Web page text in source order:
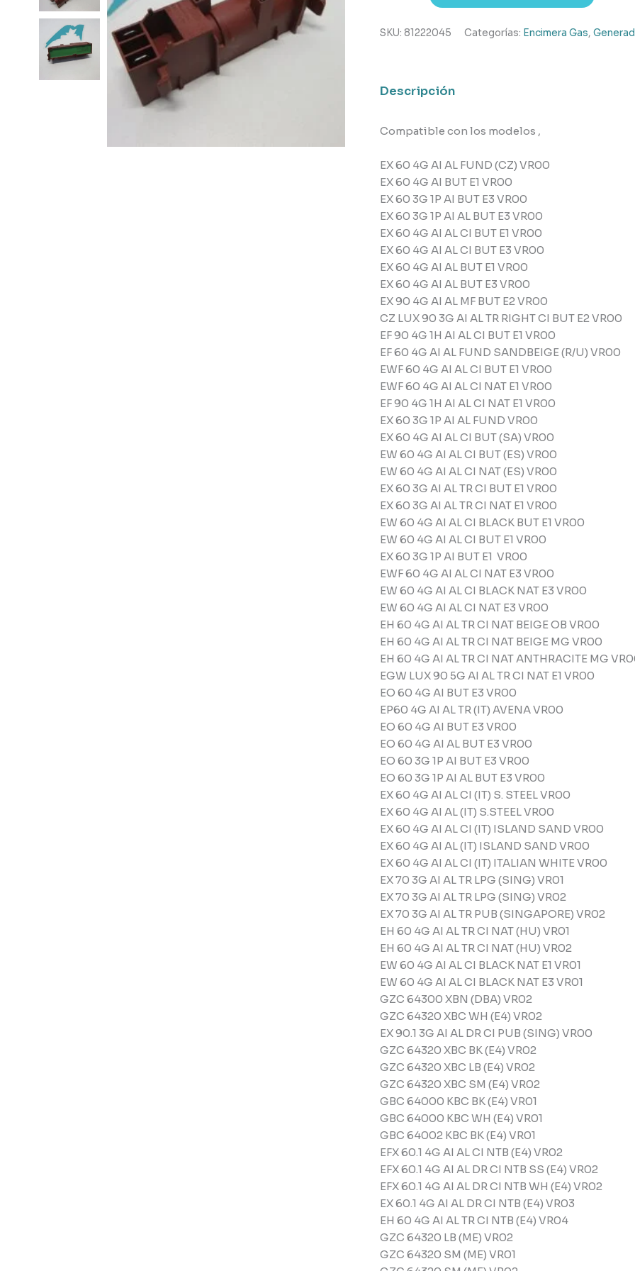
encimera
cantidad
SKU:81222045 Categorías: Encimera Gas,
Descripción
Compatible con los modelos ,
EX 60 4G AI AL FUND (CZ) VR00
EX 60 4G AI BUT E1 VR00
EX 60 3G 1P AI BUT E3 VR00
EX 60 3G 1P AI AL BUT E3 VR00
EX 60 4G AI AL CI BUT E1 VR00
EX 60 4G AI AL CI BUT E3 VR00
EX 60 4G AI AL BUT E1 VR00
EX 60 4G AI AL BUT E3 VR00
EX 90 4G AI AL MF BUT E2 VR00
CZ LUX 90 3G AI AL TR RIGHT CI BUT E2 VR00
EF 90 4G 1H AI AL CI BUT E1 VR00
EF 60 4G AI AL FUND SANDBEIGE (R/U) VR00
EWF 60 4G AI AL CI BUT E1 VR00
EWF 60 4G AI AL CI NAT E1 VR00
EF 90 4G 1H AI AL CI NAT E1 VR00
EX 60 3G 1P AI AL FUND VR00
EX 60 4G AI AL CI BUT (SA) VR00
EW 60 4G AI AL CI BUT (ES) VR00
EW 60 4G AI AL CI NAT (ES) VR00
EX 60 3G AI AL TR CI BUT E1 VR00
EX 60 3G AI AL TR CI NAT E1 VR00
EW 60 4G AI AL CI BLACK BUT E1 VR00
EW 60 4G AI AL CI BUT E1 VR00
EX 60 3G 1P AI BUT E1 VR00
EWF 60 4G AI AL CI NAT E3 VR00
EW 60 4G AI AL CI BLACK NAT E3 VR00
EW 60 4G AI AL CI NAT E3 VR00
EH 60 4G AI AL TR CI NAT BEIGE OB VR00
EH 60 4G AI AL TR CI NAT BEIGE MG VR00
EH 60 4G AI AL TR CI NAT ANTHRACITE MG
EGW LUX 90 5G AI AL TR CI NAT E1 VR00
EO 60 4G AI BUT E3 VR00
EP60 4G AI AL TR (IT) AVENA VR00
EO 60 4G AI BUT E3 VR00
EO 60 4G AI AL BUT E3 VR00
EO 60 3G 1P AI BUT E3 VR00
EO 60 3G 1P AI AL BUT E3 VR00
EX 60 4G AI AL CI (IT) S. STEEL VR00
EX 60 4G AI AL (IT) S.STEEL VR00
EX 60 4G AI AL CI (IT) ISLAND SAND VR00
EX 60 4G AI AL (IT) ISLAND SAND VR00
EX 60 4G AI AL CI (IT) ITALIAN WHITE VR00
EX 70 3G AI AL TR LPG (SING) VR01
EX 70 3G AI AL TR LPG (SING) VR02
EX 70 3G AI AL TR PUB (SINGAPORE) VR02
EH 60 4G AI AL TR CI NAT (HU) VR01
EH 60 4G AI AL TR CI NAT (HU) VR02
EW 60 4G AI AL CI BLACK NAT E1 VR01
EW 60 4G AI AL CI BLACK NAT E3 VR01
GZC 64300 XBN (DBA) VR02
GZC 64320 XBC WH (E4) VR02
EX 90.1 3G AI AL DR CI PUB (SING) VR00
GZC 64320 XBC BK (E4) VR02
GZC 64320 XBC LB (E4) VR02
GZC 64320 XBC SM (E4) VR02
GBC 64000 KBC BK (E4) VR01
GBC 64000 KBC WH (E4) VR01
GBC 64002 KBC BK (E4) VR01
EFX 60.1 4G AI AL CI NTB (E4) VR02
EFX 60.1 4G AI AL DR CI NTB SS (E4) VR02
EFX 60.1 4G AI AL DR CI NTB WH (E4) VR02
EX 60.1 4G AI AL DR CI NTB (E4) VR03
EH 60 4G AI AL TR CI NTB (E4) VR04
GZC 64320 LB (ME) VR02
GZC 64320 SM (ME) VR01